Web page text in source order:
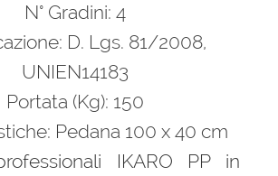
2.340,00 €.
N° Gradini: 4
D. Lgs. 81/2008,
UNIEN14183
Portata (Kg): 150
Pedana 100 x 40 cm
IKARO PP in